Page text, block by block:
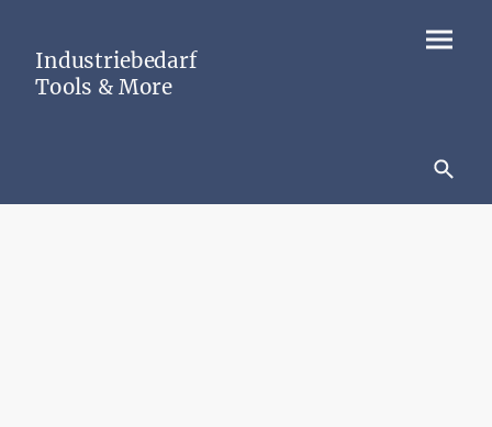
Industriebedarf
Tools & More